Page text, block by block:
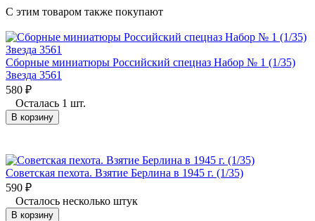
C этим товаром также покупают
Сборные миниатюры Российский спецназ Набор № 1 (1/35)
Звезда 3561
580 ₽
Осталась 1 шт.
В корзину
Советская пехота. Взятие Берлина в 1945 г. (1/35)
590 ₽
Осталось несколько штук
В корзину